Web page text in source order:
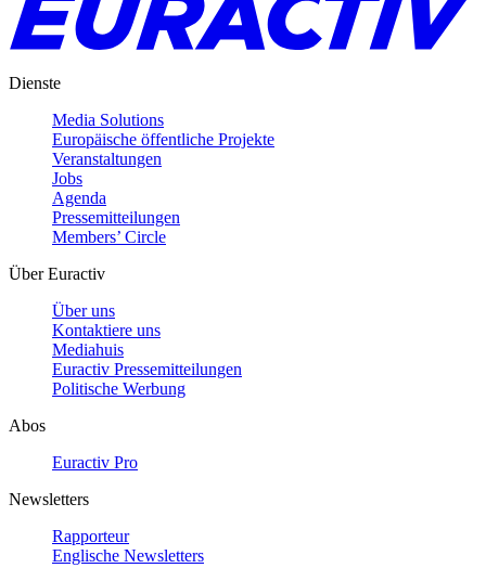
Dienste
Media Solutions
Europäische öffentliche Projekte
Veranstaltungen
Jobs
Agenda
Pressemitteilungen
Members’ Circle
Über Euractiv
Über uns
Kontaktiere uns
Mediahuis
Euractiv Pressemitteilungen
Politische Werbung
Abos
Euractiv Pro
Newsletters
Rapporteur
Englische Newsletters